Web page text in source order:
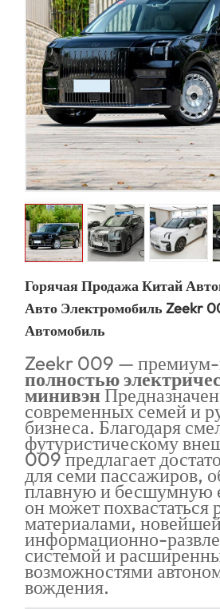
Горячая Продажа Китай
Авто Электромобиль Zeekr
Автомобиль
Zeekr 009 — премиум-
полностью
минивэн
современных семей и
бизнеса. Благодаря
футуристическому
009 предлагает
для семи пассажиров,
плавную и бесшумную
он может
материалами,
информационно-
системой и
возможностями
вождения.